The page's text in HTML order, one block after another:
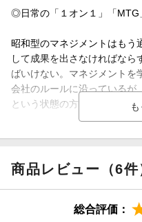
◎日常の「１オン１」「MTG
昭和型のマネジメントはもう
して成果を出さなければな
ばいけない。マネジメントを
会社のルールに沿っているが
という状態の方も少なくない
数々のグローバル企業でマネ
マネジメントスキルを体系化。
本書ではマネジメントの有効
商品レビュー（6件
総合評価：